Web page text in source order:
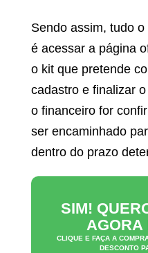
Sendo assim, tudo
é acessar a página
o kit que pretende
cadastro e finalizar
o financeiro for
ser encaminhado
dentro do prazo
SIM!
AGORA
CLIQUE E FAÇA A
DESCONTO